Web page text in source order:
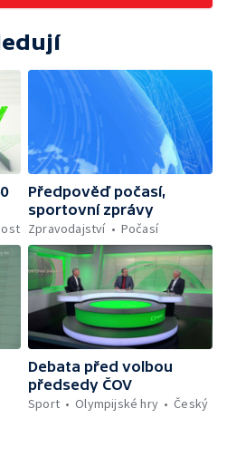
Předpověď počasí,
sportovní zprávy
Zpravodajství
Počasí
Debata před volbou
předsedy ČOV
Sport
Olympijské hry Český